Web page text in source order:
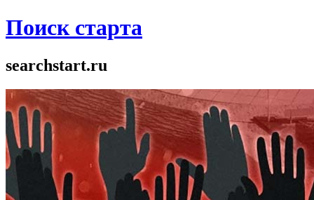
Поиск старта
searchstart.ru